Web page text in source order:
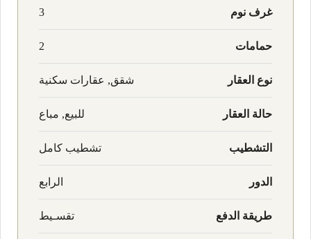
غرف نوم 3
حمامات 2
نوع العقار شقق, عقارات سكنية
حالة العقار للبيع, مباع
التشطيب تشطيب كامل
الدور الرابع
طريقة الدفع تقسـيط